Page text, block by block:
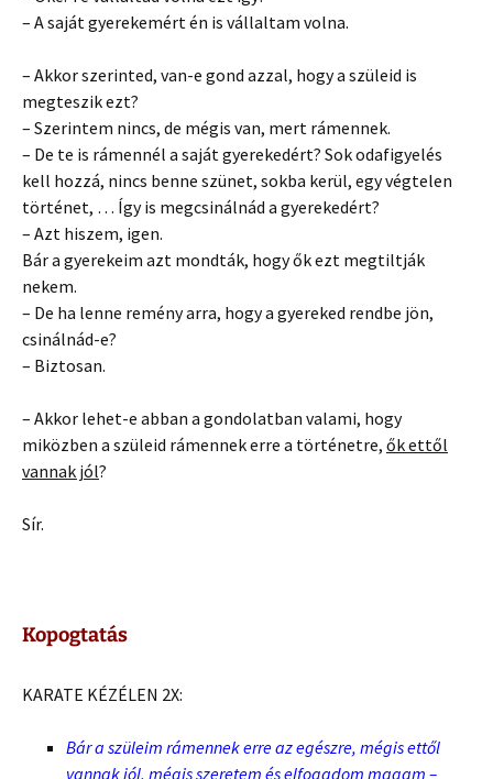
– A saját gyerekemért én is vállaltam volna.
– Akkor szerinted, van-e gond azzal, hogy a szüleid is
megteszik ezt?
– Szerintem nincs, de mégis van, mert rámennek.
– De te is rámennél a saját gyerekedért? Sok odafigyelés
kell hozzá, nincs benne szünet, sokba kerül, egy végtelen
történet, … Így is megcsinálnád a gyerekedért?
– Azt hiszem, igen.
Bár a gyerekeim azt mondták, hogy ők ezt megtiltják
nekem.
– De ha lenne remény arra, hogy a gyereked rendbe jön,
csinálnád-e?
– Biztosan.
– Akkor lehet-e abban a gondolatban valami, hogy
miközben a szüleid rámennek erre a történetre, ők ettől
vannak jól?
Sír.
Kopogtatás
KARATE KÉZÉLEN 2X:
Bár a szüleim rámennek erre az egészre, mégis ettől
vannak jól, mégis szeretem és elfogadom magam –